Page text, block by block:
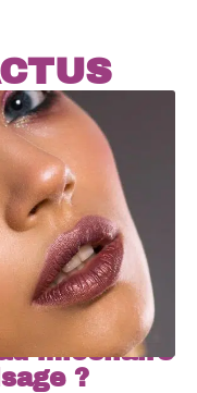
micellaire
?